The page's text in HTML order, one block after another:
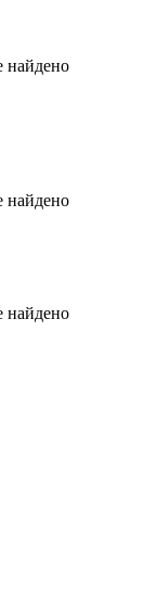
найдено
найдено
найдено